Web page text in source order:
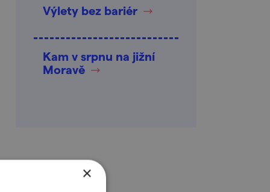
Výlety bez bariér
Kam v srpnu na jižní
Moravě
×